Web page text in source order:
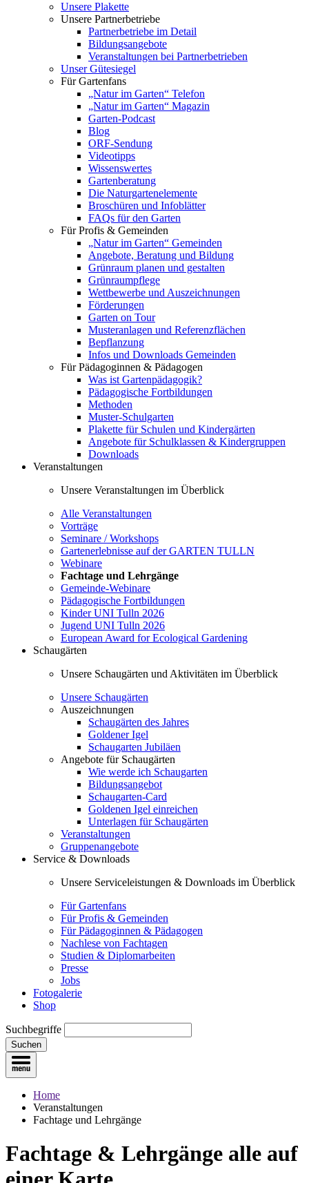
Unsere Plakette
Unsere Partnerbetriebe
Partnerbetriebe im Detail
Bildungsangebote
Veranstaltungen bei Partnerbetrieben
Unser Gütesiegel
Für Gartenfans
„Natur im Garten“ Telefon
„Natur im Garten“ Magazin
Garten-Podcast
Blog
ORF-Sendung
Videotipps
Wissenswertes
Gartenberatung
Die Naturgartenelemente
Broschüren und Infoblätter
FAQs für den Garten
Für Profis & Gemeinden
„Natur im Garten“ Gemeinden
Angebote, Beratung und Bildung
Grünraum planen und gestalten
Grünraumpflege
Wettbewerbe und Auszeichnungen
Förderungen
Garten on Tour
Musteranlagen und Referenzflächen
Bepflanzung
Infos und Downloads Gemeinden
Für Pädagoginnen & Pädagogen
Was ist Gartenpädagogik?
Pädagogische Fortbildungen
Methoden
Muster-Schulgarten
Plakette für Schulen und Kindergärten
Angebote für Schulklassen & Kindergruppen
Downloads
Veranstaltungen
Unsere Veranstaltungen im Überblick
Alle Veranstaltungen
Vorträge
Seminare / Workshops
Gartenerlebnisse auf der GARTEN TULLN
Webinare
Fachtage und Lehrgänge
Gemeinde-Webinare
Pädagogische Fortbildungen
Kinder UNI Tulln 2026
Jugend UNI Tulln 2026
European Award for Ecological Gardening
Schaugärten
Unsere Schaugärten und Aktivitäten im Überblick
Unsere Schaugärten
Auszeichnungen
Schaugärten des Jahres
Goldener Igel
Schaugarten Jubiläen
Angebote für Schaugärten
Wie werde ich Schaugarten
Bildungsangebot
Schaugarten-Card
Goldenen Igel einreichen
Unterlagen für Schaugärten
Veranstaltungen
Gruppenangebote
Service & Downloads
Unsere Serviceleistungen & Downloads im Überblick
Für Gartenfans
Für Profis & Gemeinden
Für Pädagoginnen & Pädagogen
Nachlese von Fachtagen
Studien & Diplomarbeiten
Presse
Jobs
Fotogalerie
Shop
Suchbegriffe
Suchen
Home
Veranstaltungen
Fachtage und Lehrgänge
Fachtage & Lehrgänge alle auf